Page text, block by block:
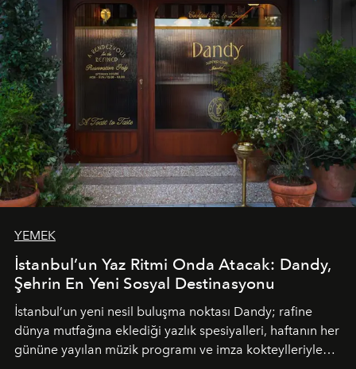
akşamlar, YAZ’ın sade lüks anlayışını gün batımından
geceye taşıyarak her hafta farklı bir deneyim sunuyor.
YEMEK
İstanbul’un Yaz Ritmi Onda Atacak: Dandy,
Şehrin En Yeni Sosyal Destinasyonu
İstanbul’un yeni nesil buluşma noktası Dandy; rafine
dünya mutfağına eklediği yazlık spesiyalleri, haftanın her
gününe yayılan müzik programı ve imza kokteylleriyle